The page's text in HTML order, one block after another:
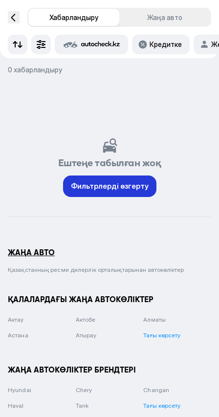
Хабарландыру Жаңа авто
Кредитке
0 хабарландыру
Ештеңе табылған жоқ
Фильтрлерді өзгерту
ЖАҢА АВТО
Қазақстанның ресми дилерлік орталықтарынан автокөліктер
ҚАЛАЛАРДАҒЫ ЖАҢА АВТОКӨЛІКТЕР
Актау Актобе Алматы
Астана Атырау Тағы көрсету
ЖАҢА АВТОКӨЛІКТЕР БРЕНДТЕРІ
Hyundai Chery Changan
Haval Tank Тағы көрсету